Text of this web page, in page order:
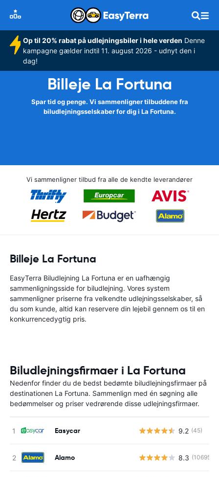
Op til 20% rabat på udlejningsbiler i hele verden Denne
kampagne gælder indtil 11. august 2026 - udnyt den i
dag!
Billeje La Fortuna
Spar tid og penge. Vi sammenligner tilbuddene fra
biludlejningsselskaber for dig i La Fortuna.
Vi sammenligner tilbud fra alle de kendte leverandører
Billeje La Fortuna
EasyTerra Biludlejning La Fortuna er en uafhængig
sammenligningsside for biludlejning. Vores system
sammenligner priserne fra velkendte udlejningsselskaber, så
du som kunde, altid kan reservere din lejebil gennem os til en
konkurrencedygtig pris.
Biludlejningsfirmaer i La Fortuna
Nedenfor finder du de bedst bedømte biludlejningsfirmaer på
destinationen La Fortuna. Sammenlign med én søgning alle
bedømmelser og priser vedrørende disse udlejningsfirmaer.
Easycar 9.2 (45)
Alamo 8.3 (10695)